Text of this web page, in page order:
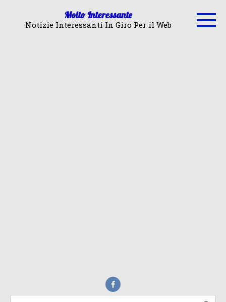
Molto Interessante
Notizie Interessanti In Giro Per il Web